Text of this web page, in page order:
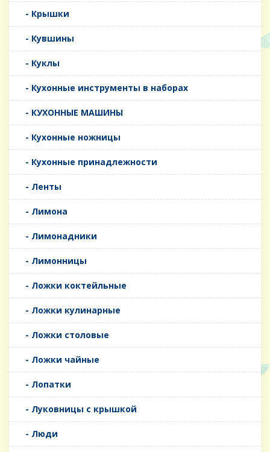
- Крышки
- Кувшины
- Куклы
- Кухонные инструменты в наборах
- КУХОННЫЕ МАШИНЫ
- Кухонные ножницы
- Кухонные принадлежности
- Ленты
- Лимона
- Лимонадники
- Лимонницы
- Ложки коктейльные
- Ложки кулинарные
- Ложки столовые
- Ложки чайные
- Лопатки
- Луковницы с крышкой
- Люди